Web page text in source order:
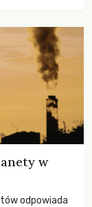
w
odpowiada